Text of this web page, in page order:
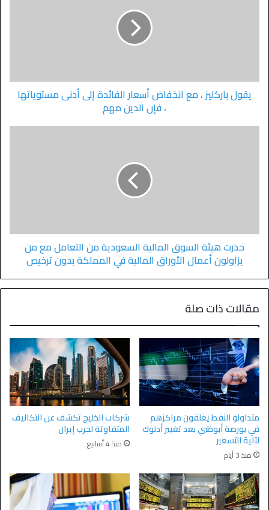
يقول باركليز ، مع انخفاض أسعار الفائدة إلى أدنى مستوياتها
، فإن الدين مهم
حذرت هيئة السوق المالية السعودية من التعامل مع من
يزاولون أعمال الأوراق المالية في المملكة بدون ترخيص
مقالات ذات صلة
متداولو النفط يغلقون مراكزهم
في بورصة أبوظبي بعد تغيير أدنوك
لآلية التسعير
منذ 3 أيام
شركات الخليج تكشف عن التكاليف
المتفاوتة لحرب إيران
منذ 4 أسابيع